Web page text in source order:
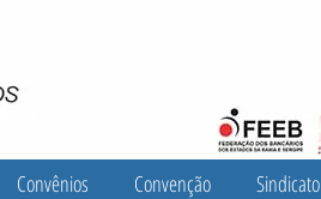
Convênios Convenção Sindicato